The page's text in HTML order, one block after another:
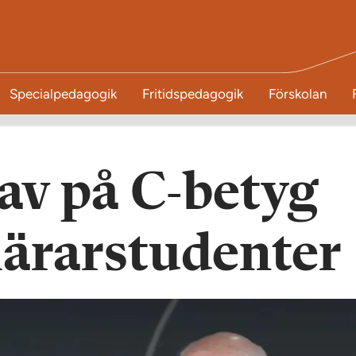
Specialpedagogik Fritidspedagogik Förskolan
på C-betyg